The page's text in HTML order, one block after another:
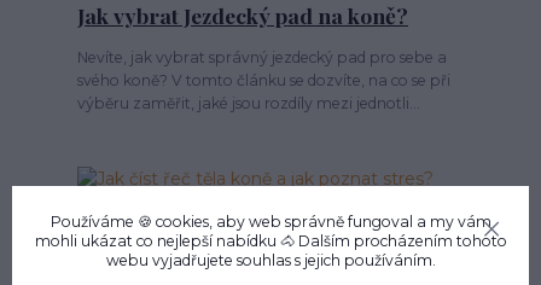
Jak vybrat Jezdecký pad na koně?
Nevíte, jak vybrat správný jezdecký pad pro sebe a
svého koně? V tomto článku se dozvíte, na co se při
výběru zaměřit, jaké jsou rozdíly mezi jednotli...
Používáme 🍪 cookies, aby web správně fungoval a my vám
mohli ukázat co nejlepší nabídku 🐴 Dalším procházením tohoto
webu vyjadřujete souhlas s jejich používáním.